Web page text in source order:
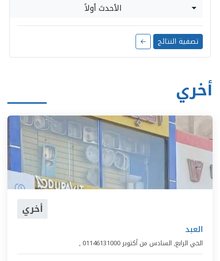
الأحدث أولاً
← تصفية النتائج
أخري
أخري
العبد
, الحي الرابع, السادس من أكتوبر01146131000